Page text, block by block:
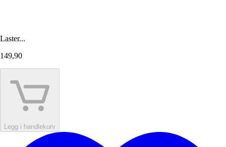
Laster...
149,90
Legg i handlekurv